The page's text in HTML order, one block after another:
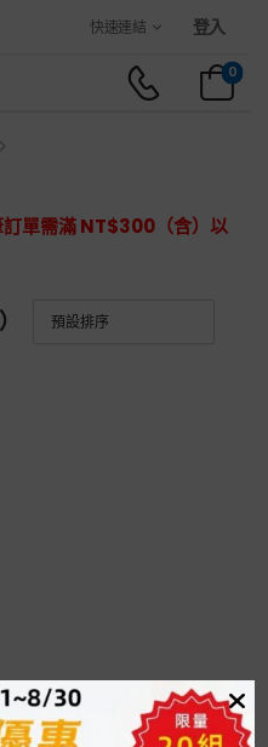
快速連結 登入
0
單需滿 NT$300（含）以